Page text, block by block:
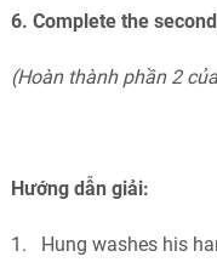
6. Complete the
(Hoàn thành phần 2
Hướng dẫn giải:
1. Hung washes his